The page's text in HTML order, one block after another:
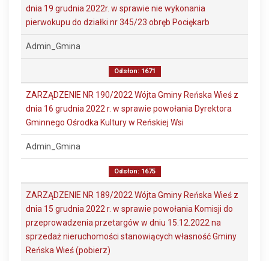
dnia 19 grudnia 2022r. w sprawie nie wykonania
pierwokupu do działki nr 345/23 obręb Pociękarb
Admin_Gmina
Odsłon: 1671
ZARZĄDZENIE NR 190/2022 Wójta Gminy Reńska Wieś z
dnia 16 grudnia 2022 r. w sprawie powołania Dyrektora
Gminnego Ośrodka Kultury w Reńskiej Wsi
Admin_Gmina
Odsłon: 1675
ZARZĄDZENIE NR 189/2022 Wójta Gminy Reńska Wieś z
dnia 15 grudnia 2022 r. w sprawie powołania Komisji do
przeprowadzenia przetargów w dniu 15.12.2022 na
sprzedaż nieruchomości stanowiących własność Gminy
Reńska Wieś (pobierz)